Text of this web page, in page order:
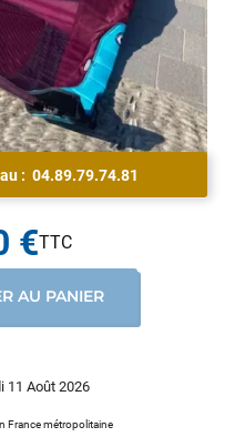
: 04.89.79.74.81
11 Août 2026
France métropolitaine
€
AU PANIER